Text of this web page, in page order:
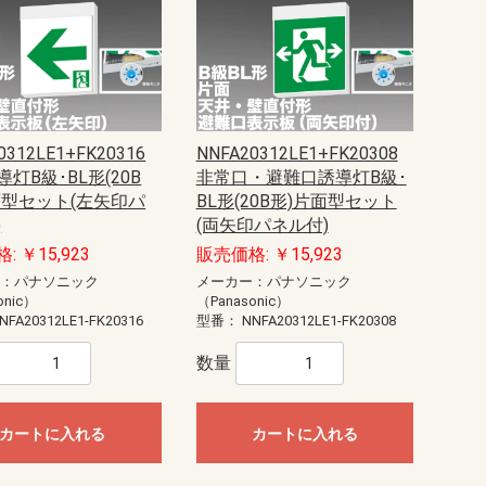
ヨコ300フカサ120 鉄製基板付
木製基板付
ヨコ400フカサ120 鉄製基板付
木製基板付
ヨコ500フカサ120 鉄製基板付
木製基板付
ヨコ600フカサ120 鉄製基板付
木製基板付
ヨコ700フカサ120 鉄製基板付
木製基板付
ヨコ300フカサ160 鉄製基板付
木製基板付
ヨコ400フカサ160 鉄製基板付
木製基板付
ヨコ500フカサ160 鉄製基板付
木製基板付
ヨコ600フカサ160 鉄製基板付
木製基板付
ヨコ700フカサ160 鉄製基板付
木製基板付
ヨコ800フカサ160 鉄製基板付
木製基板付
ヨコ300フカサ200 鉄製基板付
木製基板付
ヨコ400フカサ200 鉄製基板付
木製基板付
ヨコ500フカサ200 鉄製基板付
木製基板付
ヨコ600フカサ200 鉄製基板付
木製基板付
ヨコ700フカサ200 鉄製基板付
木製基板付
ヨコ800フカサ200 鉄製基板付
木製基板付
ヨコ900フカサ200 鉄製基板付
木製基板付
ヨコ1000フカサ200 鉄製基板付
木製基板付
ヨコ1200フカサ200 鉄製基板付
木製基板付
ヨコ1400フカサ200 鉄製基板付
木製基板付
ヨコ400フカサ250
ヨコ500フカサ250
ヨコ600フカサ250
ヨコ700フカサ250
ヨコ800フカサ250
ヨコ1000フカサ250
ヨコ1200フカサ250
ヨコ1400フカサ250
フカサ300mm
水切、防塵・防水パッキン付 鉄製基板付 フ
露出形 木製基板（B）
鉄製基板（B）
埋込形 木製基板（B）
鉄製基板（B）
30A
50A
60A
70A
100A
150A
200A
250A
400A
30A
50A
60A
70A
100A
150A
200A
250A
400A
可変式温度調節器
Aタイプ適合電線2平方mm
Aタイプ適合電線3.5平方mm
Aタイプ適合電線5.5平方mm
Bタイプ適合電線2平方mm
Bタイプ適合電線3.5平方mm
Bタイプ適合電線5.5平方mm
Bタイプ適合電線14平方mm
Bタイプ適合電線22平方mm
Bタイプ適合電線38平方mm
定格通電電流90A
定格通電電流130A
定格通電電流175A
定格通電電流240A
定格通電電流400A
定格通電電流600A
圧着端子用
線押え端子
【N】小形圧着端子
【NA】端子アダプタ
【TB】ジョイントバー
【TB】ワイドバー
【TB-BF】アクセサリー・絶縁バ
リヤ
【TB-C】オプション 端子カバー
【TB-D】ストッパー（止め金具）
【TB-DR】IECレール（35mm幅）
【TBT-E】二段形エンドプレート
【TBT-R】二段形ターミナルユニ
ット
【TBU-E】エンドプレート
【TBU-R】経済形ターミナルユニ
ット
【TBU-RU】ねじアップ形ターミナ
ルユニット
【TB-W】オプション 記名板
【TPB】送り端子ユニット
【TPJ】連結ユニット
アースバー
ステンレスキャビネットスタンド
【OP-A】プラボックス（屋根付） ホワイトグレー
ライトベージュ
【OP-CA】透明扉（屋根付）
【OPK-A】キー付耐候（屋根付）
【OPK-CA】キー付耐候・透明扉
（屋根付）
【P-A】プラボックス ホワイトグレー
ライトベージュ
【PBX-B】プラボックス
【P-CA】プラボックス・透明扉付
オプション 【PCM】コン
【PES】PES
製）
【PKM】仮設用
【WST】ステ
【FBA】FRP樹脂製ボックス
【PL-A_PLS-A】PL形
【PL-CA_PLS-CA】PL形 透明扉
【PL-KA】PL形 ルーバー・換気扇
付
オプション 【BP12-D】ド
【BP17】水抜
【FBX-MA】
【FBX-S】ドア
【PLX-E】接地
【PLX-HA】M4
【PLX-K】PL用
【PLX-S】ドア
【PLX-SCM】
柱用金具
【TB-DR】端子
ール（35mm幅
【WLP】丸形防
【WLP-K】換
バー
【ABH】プラボックス
【FTC-A】FRP樹脂製 ターミナル
ボックス
【PBC】蝶番付ポリカボックス 着
色扉
【PBC】蝶番付ポリカボックス 透
明扉
【PBE】ポリカボックス 着色カバ
ー付
【PBE】ポリカボックス 透明カバ
ー付
【PBH】ポリカボックス 着色カバ
ー付
【PBH】ポリカボックス 透明カバ
ー付
【PBS】ポリカボックス 着色カバ
ー付
【PBS】ポリカボックス 透明カバ
ー付
【PCH】PCH形プラボックス 着色
扉付
【PCH-C】PCH形プラボックス 透
明扉付
【PCS】PCS形プラボックス
取付金具
【FP・FPC】屋内用FPボックス
【FTP-A】FRP樹脂製 端子ボック
ス
【HJ】情報分電盤用ボックス・ド
ア開閉式
【OPT-1BA・OPTH】通信用
【PTM-BL】通信用・スタンダー
ドタイプ（木製基板付）
【PTME-BBF】FTTH用
【PTME-BL】通信用・エコタイプ
（木製基板付）
【PTME-NL】通信用・エコタイプ
（格子形状ボデー）
【PTM-NL】通信用・スタンダー
ドタイプ（格子形状ボデー）
オプション
【EB】普及形 〜60A
75A〜
【MB】MB 配電函
【WEB】防塵、防水形 〜60A
75A〜
【CB】安全ブレーカ
【NE】経済・表面形 2P2E
3P3E
【NE】経済・埋込形 2P2E
3P3E
【NE】経済・裏面形 2P2E
3P3E
【NE-C】協約形 定格電流〜25A
定格電流30A〜
【NE-G】漏電警報付経済形
【NE-M】モータブレーカ協約形
【NE-N】単3中性線欠相保護付経
済形
【NE-N-GT】漏電警報・単3中性線
欠相保護付経済形
【NE-S】汎用・表面形 2P2E
3P3E
4P3E
【NE-S】汎用・埋込形 2P2E
3P3E
4P3E
【NE-S】汎用・裏面形 2P2E
3P3E
4P3E
【NK-N】単3中性線欠相保護付協
約形
【NX】スリム
【NX53】スリム3P
【GE-PL_GE-PH】ユニット付（協
約形）
2P2E
3P3E
【GE-PL_GE-PH】ユニット付（経
済形）
2P
3P
【GE-PS】ユニット付 2P2E
3P3E
【GX-PS】ユニット付スリム3P
【NA-PL_NA-PH】i plug（中・高
容量用ユニット・アイパワー用）
【NA-PS】i plug-s(協約形ユニッ
ト・アイセーバ・アイセーバコン
パクト用)
【NE-MPL_NE-MPH】ユニット付
（協約形）
【NE-MPS】ユニット付
【NE-PH_NE-PL】ユニット付（経
済形）
2P2E
3P3E
【NE-PL_NE-PH】ユニット付（協
約形）
2P2E
3P3E
【NE-PS】ユニット付 2P2E
3P3E
【NE-SPH】ユニット付（汎用形）
【NX-PS】ユニット付スリム3P
【PNX】スリム
【PNX-CA】電流警報付スリム
【PNX-CT】CT内蔵スリム
【PNX-GA】漏電警報付スリム 2P1E
2P2E
【PNX-GL】漏電表示付スリム 2P1E
2P2E
【GE】（経済形） 表面形
埋込形
裏面形
【GE-C】（協約形） 2P2E
3P3E
【GE-N】単3中性線欠相保護付
（経済形）
〜75A
100〜200A
225A〜
【GE-WC】分散型電源システム用
【GK-WN_GE-NA】分散型電源シス
テム用 単3中性線欠相保護付
【GP_GN】JIS互換性形
【GP-CJ_GN-CJ】分岐用
【GP-N_GK-N】単3中性線欠相保
護付
【GX】スリム 協約サイズ
【GX53】スリム3P
赤外線(IR)機能付
多機能タイプ
PTタイプ
顔認識機能付
PTZタイプ
サーマルタイプ
ピンホールタイプ
PoEスイッチ
イーサネットスイッチ
ボックス
ブラケット
レンズ
マイク
アダプタ
1-2タイプ
2-2タイプ
2-7タイプ
3-7タイプ
ワイヤレス
1-2タイプ
2-2タイプ
2-7タイプ
3-7タイプ
ワイヤレス
主装置内蔵オプション
ユニット・ライセンス
電話機用オプション
主装置内蔵オプション
ユニット・ライセンス
電話機用オプション
主装置・バックアップバッテリー
デスクトップコミュニケータ
ドアホン・ページング・ガイドホ
ン
台所用（フィルター付き）
台所用（金属製・フィルター付
き）
カウンターアローファン
カウンターアローファン24時間
中間ダクトファン24時間
天井埋込換気扇24時間
ダクト用システム部材（グリル
etc）
一室用（ルーバーセットタイプ）
100m3／hタイプ
一室用（ルーバーセットタイプ）
150m3／hタイプ
一室用（ルーバーセットタイプ）
175m3／h-300m3／hタイプ
一室用（ルーバーセットタイプ）
350m3／h-750m3／hタイプ
一室用（ルーバー組合わせタイ
プ） 100m3／hタイプ
一室用（ルーバー組合わせタイ
プ） 150m3／hタイプ
一室用（ルーバー組合わせタイ
プ） 175m3-300m3／hタイプ
一室用（ルーバー組合わせタイ
プ） 350m3-750m3／hタイプ
ウェザーカバー（標準タイプ）
ウェザーカバー（防火タイプ）
パイプファン24時間
パイプファン システム部材
消音型斜流ダクトファン
エアカーテンシステム部材
エアカーテンシステム部材
HKシリーズ
HWシリーズ
HXシリーズ
Kシリーズ
Wシリーズ
GXシリーズ
RXシリーズ
KXVシリーズ
NXVシリーズ
HXVシリーズ
VXVシリーズ
GVシリーズ
AXVシリーズ
BXVシリーズ
JXVシリーズ
FLシリーズ
Zシリーズ
FZシリーズ
Kシリーズ
Wシリーズ
GXシリーズ
RXシリーズ
NXVシリーズ
HXVシリーズ
VXVシリーズ
BXVシリーズ
JXVシリーズ
FLシリーズ
Zシリーズ
FZシリーズ
HXVシリーズ
VXVシリーズ
BXVシリーズ
JXVシリーズ
FLシリーズ
Zシリーズ
FZシリーズ
Zシリーズ
FZシリーズ
Zシリーズ
FZシリーズ
Eシリーズ
CXシリーズ
FXシリーズ
SXシリーズ
AXシリーズ
VXシリーズ
MXシリーズ
RXシリーズ
HXシリーズ
KXシリーズ
Eシリーズ
CXシリーズ
FXシリーズ
SXシリーズ
AXシリーズ
VXシリーズ
MXシリーズ
RXシリーズ
DXシリーズ
HXシリーズ
KXシリーズ
Eシリーズ
CXシリーズ
FXシリーズ
SXシリーズ
AXシリーズ
VXシリーズ
MXシリーズ
RXシリーズ
DXシリーズ
HXシリーズ
KXシリーズ
Eシリーズ
CXシリーズ
FXシリーズ
SXシリーズ
AXシリーズ
VXシリーズ
MXシリーズ
RXシリーズ
Eシリーズ
CXシリーズ
FXシリーズ
SXシリーズ
AXシリーズ
VXシリーズ
MXシリーズ
RXシリーズ
DXシリーズ
HXシリーズ
Eシリーズ
CXシリーズ
FXシリーズ
SXシリーズ
AXシリーズ
VXシリーズ
MXシリーズ
RXシリーズ
DXシリーズ
HXシリーズ
CXシリーズ
FXシリーズ
SXシリーズ
AXシリーズ
RXシリーズ
DXシリーズ
CXシリーズ
FXシリーズ
SXシリーズ
AXシリーズ
RXシリーズ
DXシリーズ
AXシリーズ
RXシリーズ
DXシリーズ
AXシリーズ
RXシリーズ
灯B級･BL形(20B
セット(左矢印パ
: ￥15,923
パナソニック
）
FK20316
カートに入れる
NNFA20312LE1+FK20308
非常口・避難口誘導灯B級･
BL形(20B形)片面型セット
(両矢印パネル付)
販売価格: ￥15,923
メーカー：パナソニック
（Panasonic）
型番： NNFA20312LE1-FK20308
数量
カートに入れる